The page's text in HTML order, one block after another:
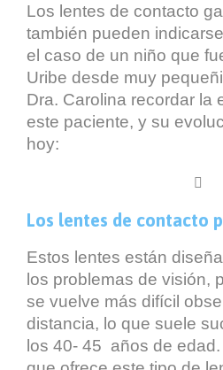
Los lentes de contacto
también pueden
el caso de un niño que
Uribe desde muy
Dra. Carolina recordar la
este paciente, y su
hoy:

Los lentes de contacto
Estos lentes están
los problemas de visión,
se vuelve más difícil
distancia, lo que suele
los 40- 45 años de